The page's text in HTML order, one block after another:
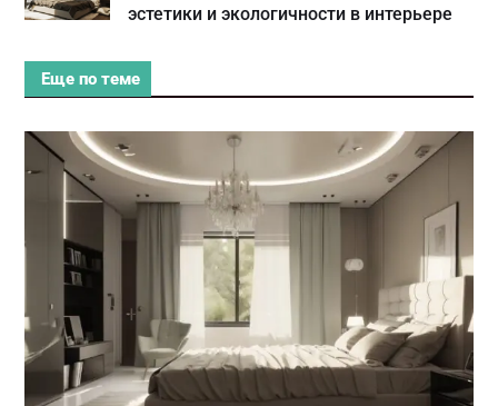
эстетики и экологичности в интерьере
Еще по теме